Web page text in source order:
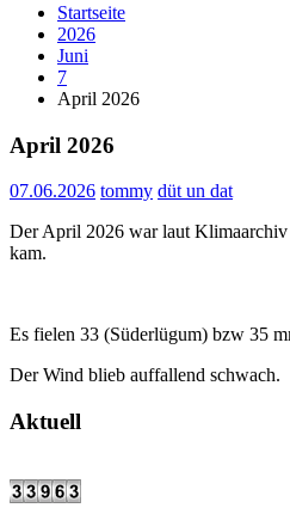
Startseite
2026
Juni
7
April 2026
April 2026
07.06.2026 tommy düt un dat
Der April 2026 war laut Klimaarchiv
kam.
Es fielen 33 (Süderlügum) bzw 35
Der Wind blieb auffallend schwach.
Aktuell